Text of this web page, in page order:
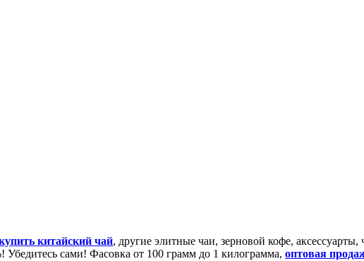
китайский чай, другие элитные чаи, зерновой кофе,
Убедитесь сами! Фасовка от 100 грамм до 1 килограмма, оптовая